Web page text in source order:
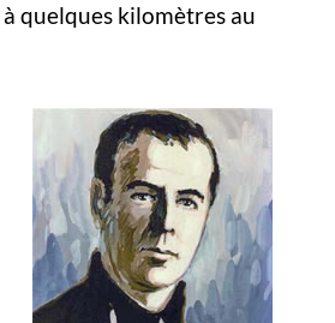
quelques kilomètres au